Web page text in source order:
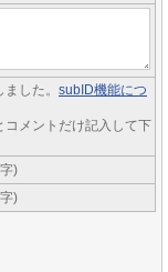
した。 subID機能につ
コメントだけ記入して下
)
)